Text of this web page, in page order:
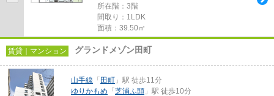
所在階：3階
間取り：1LDK
面積：39.50㎡
賃貸｜マンション グランドメゾン田町
山手線 「 田町 」駅 徒歩11分
ゆりかもめ 「 芝浦ふ頭 」駅 徒歩10分